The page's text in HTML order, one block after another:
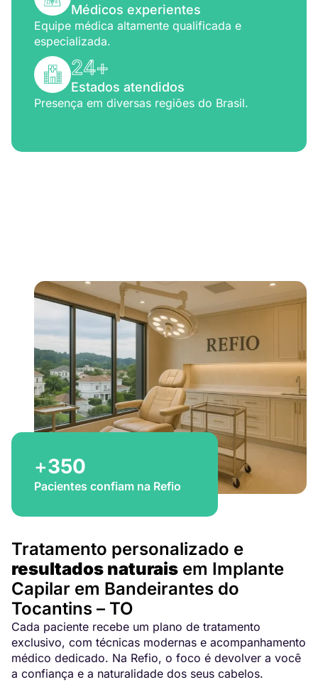
Médicos experientes
Equipe médica altamente qualificada e
especializada.
24+
Estados atendidos
Presença em diversas regiões do Brasil.
+350
Pacientes confiam na Refio
Tratamento personalizado e
resultados naturais em Implante
Capilar em Bandeirantes do
Tocantins – TO
Cada paciente recebe um plano de tratamento
exclusivo, com técnicas modernas e acompanhamento
médico dedicado. Na Refio, o foco é devolver a você
a confiança e a naturalidade dos seus cabelos.